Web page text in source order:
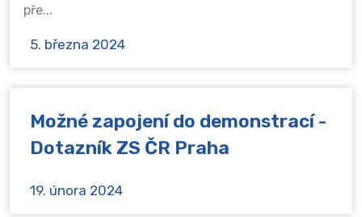
pře...
5. března 2024
Možné zapojení do demonstrací -
Dotazník ZS ČR Praha
19. února 2024